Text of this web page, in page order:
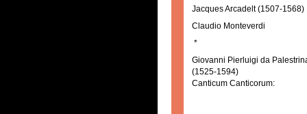
Jacques Arcadelt (1507-1568)
Claudio Monteverdi
*
Giovanni Pierluigi da
(1525-1594)
Canticum Canticorum: